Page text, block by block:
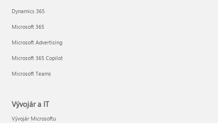
Dynamics 365
Microsoft 365
Microsoft Advertising
Microsoft 365 Copilot
Microsoft Teams
Vývojár a IT
Vývojár Microsoftu